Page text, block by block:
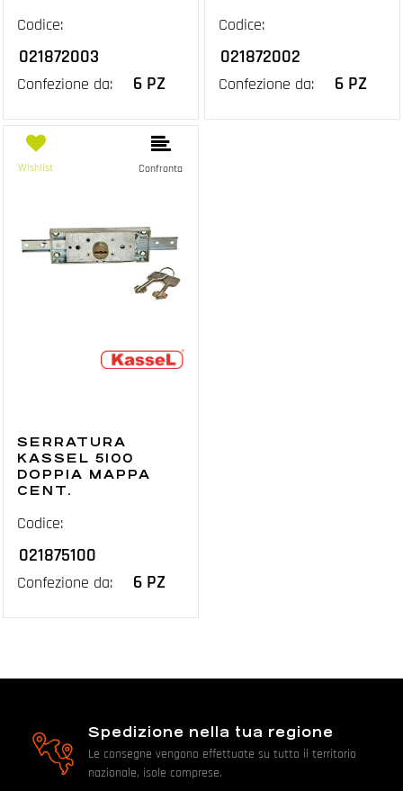
Codice:
021872003
Confezione da: 6 PZ
Codice:
021872002
Confezione da: 6 PZ
Wishlist Confronta
SERRATURA
KASSEL 5100
DOPPIA MAPPA
CENT.
Codice:
021875100
Confezione da: 6 PZ
Spedizione nella tua regione
Le consegne vengono effettuate su tutto il territorio
nazionale, isole comprese.